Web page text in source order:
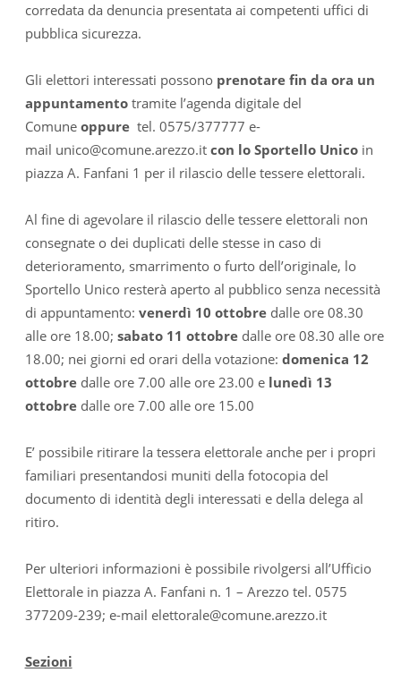
corredata da denuncia presentata ai competenti uffici di
pubblica sicurezza.
Gli elettori interessati possono prenotare fin da ora un
appuntamento tramite l’agenda digitale del
Comune oppure tel. 0575/377777 e-
mail unico@comune.arezzo.itcon lo Sportello Unicoin
piazza A. Fanfani 1 per il rilascio delle tessere elettorali.
Al fine di agevolare il rilascio delle tessere elettorali non
consegnate o dei duplicati delle stesse in caso di
deterioramento, smarrimento o furto dell’originale, lo
Sportello Unico resterà aperto al pubblico senza necessità
di appuntamento: venerdì 10 ottobre dalle ore 08.30
alle ore 18.00; sabato 11 ottobre dalle ore 08.30 alle ore
18.00; nei giorni ed orari della votazione: domenica 12
ottobre dalle ore 7.00 alle ore 23.00 e lunedì 13
ottobredalle ore 7.00 alle ore 15.00
E’ possibile ritirare la tessera elettorale anche per i propri
familiari presentandosi muniti della fotocopia del
documento di identità degli interessati e della delega al
ritiro.
Per ulteriori informazioni è possibile rivolgersi all’Ufficio
Elettorale in piazza A. Fanfani n. 1 – Arezzo tel. 0575
377209-239; e-mail elettorale@comune.arezzo.it
Sezioni